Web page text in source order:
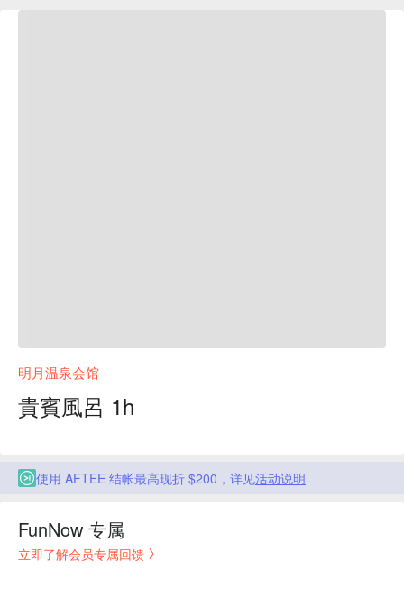
明月温泉会馆
貴賓風呂 1h
使用 AFTEE 结帐最高现折 $200，详见活动说明
FunNow 专属
立即了解会员专属回馈